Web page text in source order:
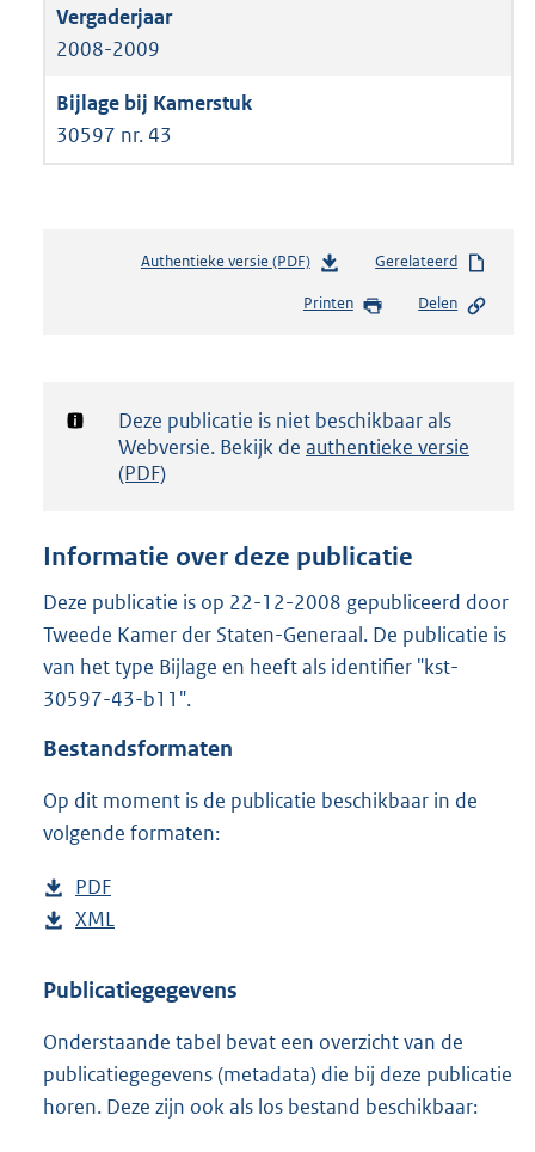
2008-2009
30597 nr. 43
Authentieke versie (PDF)b
s
d
g
t
e
:
3
Gerelateerd
Printen Delen
Notificatie:
Deze publicatie is niet beschikbaar als
Webversie. Bekijk de authentieke versie
(PDF)
Informatie over deze publicatie
Deze publicatie is op 22-12-2008 gepubliceerd door
Tweede Kamer der Staten-Generaal. De publicatie is
van het type Bijlage en heeft als identifier "kst-
30597-43-b11".
Bestandsformaten
Op dit moment is de publicatie beschikbaar in de
volgende formaten:
D
o
n
o
a
d
PDF
e
t
n
d
s
D
w
l
o
a
XML
s
a
n
d
Publicatiegegevens
Onderstaande tabel bevat een overzicht van de
publicatiegegevens (metadata) die bij deze publicatie
horen. Deze zijn ook als los bestand beschikbaar: